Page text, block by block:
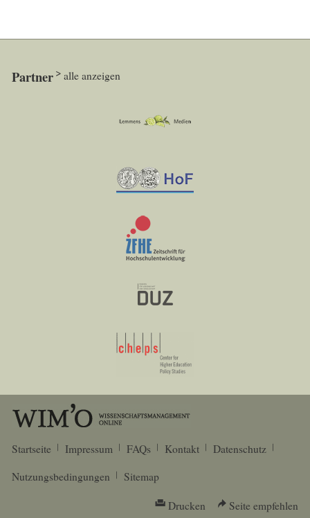
Partner alle anzeigen
Startseite Impressum FAQs Kontakt
Datenschutz
Nutzungsbedingungen
Sitemap
Drucken Seite empfehlen